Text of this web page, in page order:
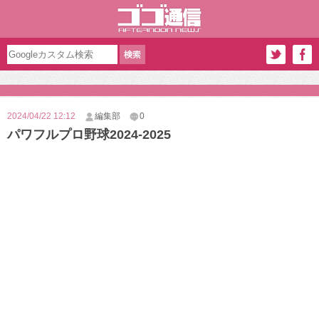
2024/04/22 12:12 編集部 0
パワフルプロ野球2024-2025